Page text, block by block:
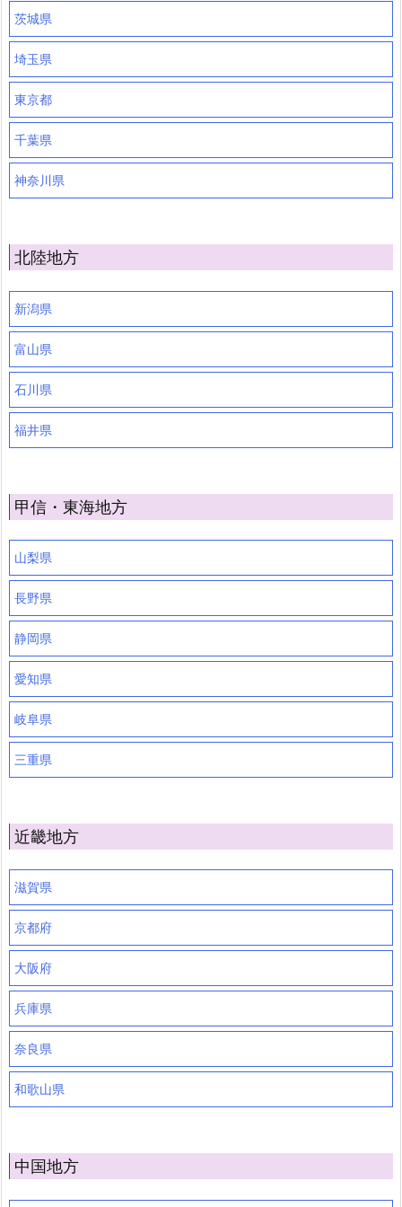
茨城県
埼玉県
東京都
千葉県
神奈川県
北陸地方
新潟県
富山県
石川県
福井県
甲信・東海地方
山梨県
長野県
静岡県
愛知県
岐阜県
三重県
近畿地方
滋賀県
京都府
大阪府
兵庫県
奈良県
和歌山県
中国地方